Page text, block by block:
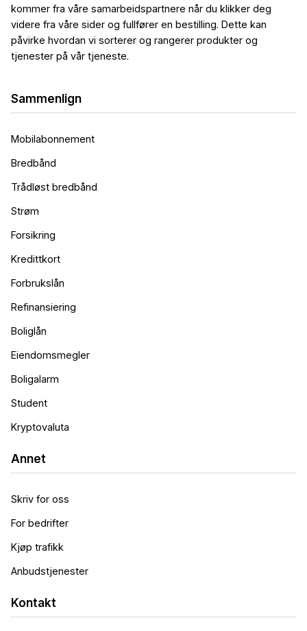
kommer fra våre samarbeidspartnere når du klikker deg
videre fra våre sider og fullfører en bestilling. Dette kan
påvirke hvordan vi sorterer og rangerer produkter og
tjenester på vår tjeneste.
Sammenlign
Mobilabonnement
Bredbånd
Trådløst bredbånd
Strøm
Forsikring
Kredittkort
Forbrukslån
Refinansiering
Boliglån
Eiendomsmegler
Boligalarm
Student
Kryptovaluta
Annet
Skriv for oss
For bedrifter
Kjøp trafikk
Anbudstjenester
Kontakt